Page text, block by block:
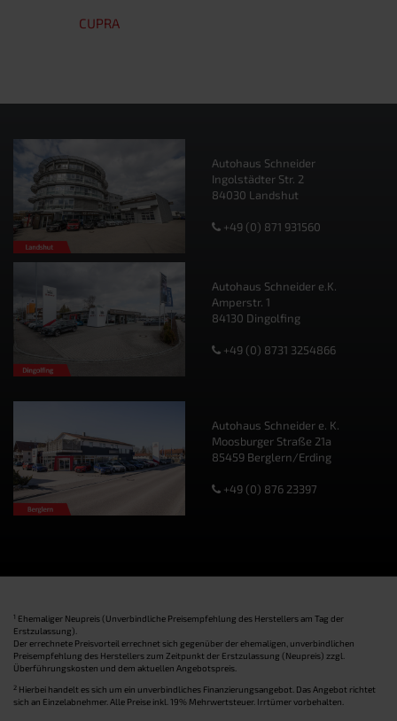
CUPRA
Autohaus Schneider
Ingolstädter Str. 2
84030 Landshut
+49 (0) 871 931560
Autohaus Schneider e.K.
Amperstr. 1
84130 Dingolfing
+49 (0) 8731 3254866
Autohaus Schneider e. K.
Moosburger Straße 21a
85459 Berglern/Erding
+49 (0) 876 23397
1 Ehemaliger Neupreis (Unverbindliche Preisempfehlung des Herstellers am Tag der
Erstzulassung).
Der errechnete Preisvorteil errechnet sich gegenüber der ehemaligen, unverbindlichen
Preisempfehlung des Herstellers zum Zeitpunkt der Erstzulassung (Neupreis) zzgl.
Überführungskosten und dem aktuellen Angebotspreis.
2 Hierbei handelt es sich um ein unverbindliches Finanzierungsangebot. Das Angebot richtet
sich an Einzelabnehmer. Alle Preise inkl. 19% Mehrwertsteuer. Irrtümer vorbehalten.